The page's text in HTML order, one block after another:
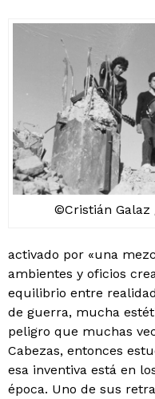
©Cristián Galaz
activado por «una
ambientes y oficios
equilibrio entre
de guerra, mucha
peligro que muchas
Cabezas, entonces
esa inventiva está en
época. Uno de sus